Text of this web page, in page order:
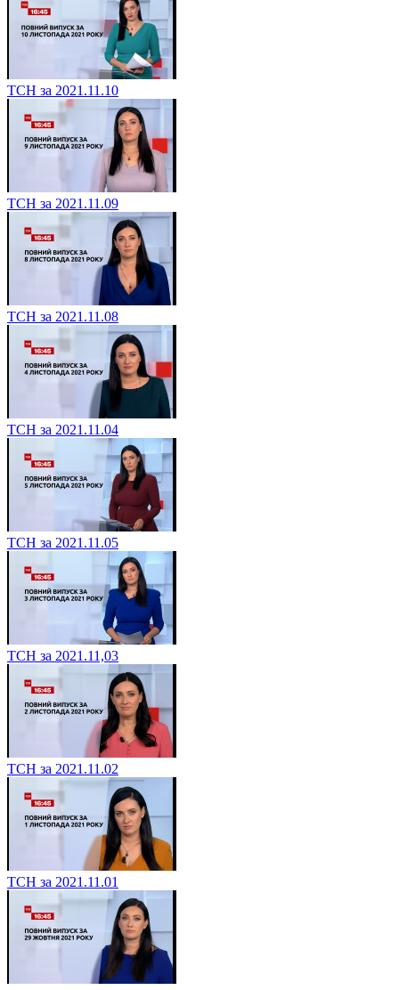
ТСН за 2021.11.10
ТСН за 2021.11.09
ТСН за 2021.11.08
ТСН за 2021.11.04
ТСН за 2021.11.05
ТСН за 2021.11,03
ТСН за 2021.11.02
ТСН за 2021.11.01